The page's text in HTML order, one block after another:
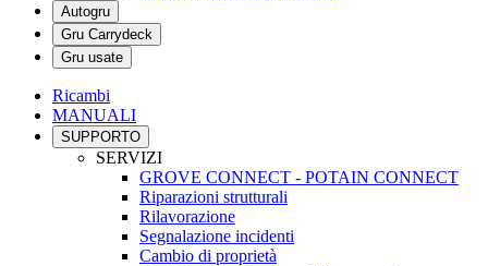
Autogru
Gru Carrydeck
Gru usate
Ricambi
MANUALI
SUPPORTO
SERVIZI
GROVE CONNECT - POTAIN CONNECT
Riparazioni strutturali
Rilavorazione
Segnalazione incidenti
Cambio di proprietà